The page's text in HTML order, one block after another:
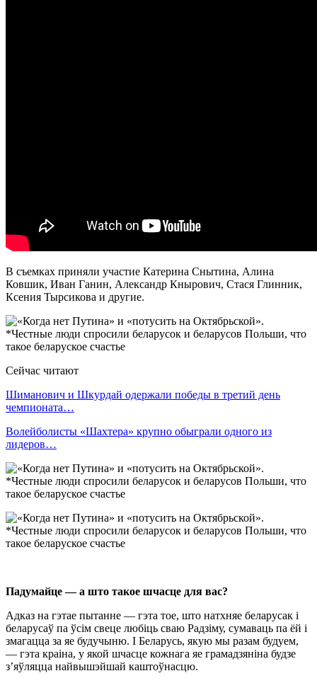
В съемках приняли участие Катерина Снытина, Алина
Ковшик, Иван Ганин, Александр Кнырович, Стася Глинник,
Ксения Тырсикова и другие.
Сейчас читают
Шиманович и Шкурдай одержали победы в третий день
чемпионата…
Волейболисты «Шахтера» крупно обыграли одного из
лидеров…
Падумайце — а што такое шчасце для вас?
Адказ на гэтае пытанне — гэта тое, што натхняе беларусак і
беларусаў па ўсім свеце любіць сваю Радзіму, сумаваць па ёй і
змагацца за яе будучыню. І Беларусь, якую мы разам будуем,
— гэта краіна, у якой шчасце кожнага яе грамадзяніна будзе
з’яўляцца найвышэйшай каштоўнасцю.